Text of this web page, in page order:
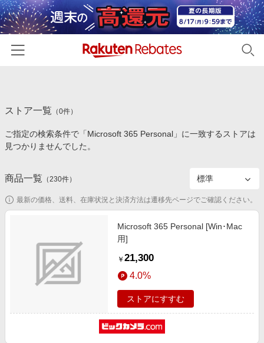
カテゴリー一覧
百貨店・総合ECモール
食品・スイーツ・お酒
コスメ・健康・医薬品
家電・PC・スマホ・カメラ
スポーツ・アウトドア・ゴルフ
イベント一覧
初回購入者限定特典
対象ストア新規限定特典
楽天ペイ導入ストア
楽天サービス特集
わくわく夏特集
とことん買い物チャレンジ
ストア一覧 （0件）
ご指定の検索条件で「Microsoft 365 Personal」に一致するストアは
見つかりませんでした。
商品一覧 （230件）
最新の価格、送料、在庫状況と決済方法は遷移先ページでご確認ください。
Microsoft 365 Personal [Win･Mac
用]
￥ 21,300
4.0%
ストアにすすむ